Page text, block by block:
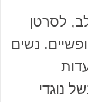
לסרטן
נשים
נוגדי